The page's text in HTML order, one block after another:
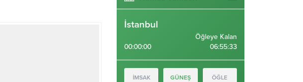
İstanbul
00:00:00
Öğleye Kalan
06:55:32
İMSAK GÜNEŞ ÖĞLE